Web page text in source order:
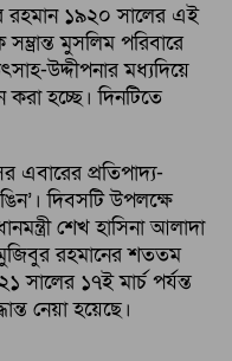
রহমান ১৯২০ সালের এই
মুসলিম পরিবারে
উদ্দীপনার মধ্যদিয়ে
হচ্ছে। দিনটিতে
এবারের প্রতিপাদ্য-
দিবসটি উপলক্ষে
শেখ হাসিনা আলাদা
মুজিবুর রহমানের শততম
সালের ১৭ই মার্চ পর্যন্ত
নেয়া হয়েছে।